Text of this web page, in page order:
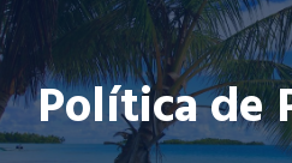
Política de